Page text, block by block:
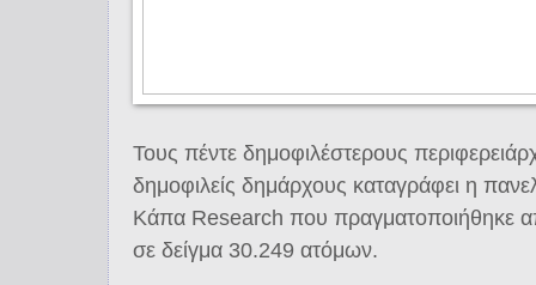
Τους πέντε δημοφιλέστερους
δημοφιλείς δημάρχους καταγράφει η
Κάπα Research που πραγματοποιήθηκε
σε δείγμα 30.249 ατόμων.